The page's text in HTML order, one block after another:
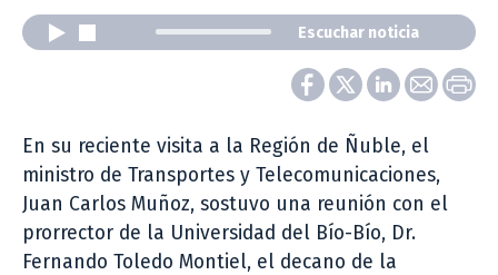
Escuchar noticia
En su reciente visita a la Región de Ñuble, el
ministro de Transportes y Telecomunicaciones,
Juan Carlos Muñoz, sostuvo una reunión con el
prorrector de la Universidad del Bío-Bío, Dr.
Fernando Toledo Montiel, el decano de la